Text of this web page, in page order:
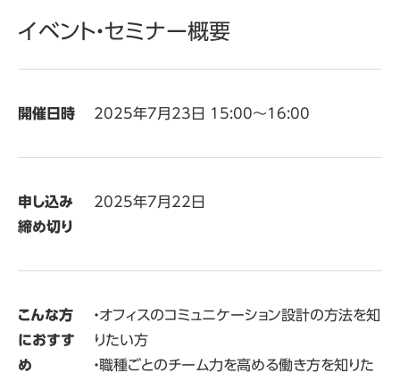
イベント・セミナー概要
開催日時 2025年7月23日 15:00〜16:00
申し込み
締め切り
2025年7月22日
こんな方
におすす
め
・オフィスのコミュニケーション設計の方法を知
りたい方
・職種ごとのチーム力を高める働き方を知りた